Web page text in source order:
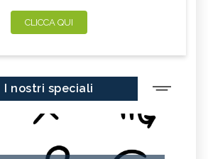
CLICCA QUI
I nostri speciali